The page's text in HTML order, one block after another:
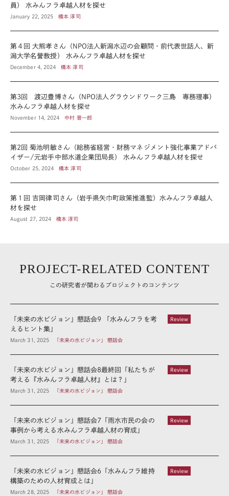
員） 水みんフラ卓越人材を探せ
January 22, 2025 橋本 淳司
第４回 大熊孝さん（NPO法人新潟水辺の会顧問・前代表世話人、新
潟大学名誉教授） 水みんフラ卓越人材を探せ
December 4, 2024 橋本 淳司
第3回 渡辺豊博さん（NPO法人グラウンドワーク三島 専務理事）
水みんフラ卓越人材を探せ
November 14, 2024 中村 晋一郎
第2回 菊池明敏さん（総務省経営・財務マネジメント強化事業アドバ
イザー/元岩手中部水道企業団局長） 水みんフラ卓越人材を探せ
October 25, 2024 橋本 淳司
第１回 吉岡律司さん（岩手県矢巾町政策推進監）水みんフラ卓越人
材を探せ
August 27, 2024 橋本 淳司
PROJECT-RELATED CONTENT
この研究者が関わるプロジェクトのコンテンツ
Review
「未来の水ビジョン」懇話会9 「水みんフラを考
えるヒント集」
March 31, 2025 「未来の水ビジョン」 懇話会
Review
「未来の水ビジョン」懇話会8最終回「私たちが
考える『水みんフラ卓越人材』とは？」
March 31, 2025 「未来の水ビジョン」 懇話会
Review
「未来の水ビジョン」懇話会7「雨水市民の会の
事例から考える水みんフラ卓越人材の育成」
March 31, 2025 「未来の水ビジョン」 懇話会
Review
「未来の水ビジョン」懇話会6「水みんフラ維持
構築のための人材育成とは」
March 28, 2025 「未来の水ビジョン」 懇話会